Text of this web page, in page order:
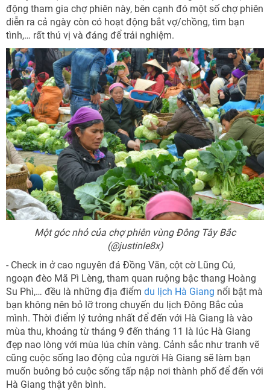
động tham gia chợ phiên này, bên cạnh đó một số chợ phiên
diễn ra cả ngày còn có hoạt động bắt vợ/chồng, tìm bạn
tình,… rất thú vị và đáng để trải nghiệm.
Một góc nhỏ của chợ phiên vùng Đông Tây Bắc
(@justinle8x)
- Check in ở cao nguyên đá Đồng Văn, cột cờ Lũng Cú,
ngoạn đèo Mã Pì Lèng, tham quan ruộng bậc thang Hoàng
Su Phì,… đều là những địa điểm du lịch Hà Giang nổi bật mà
bạn không nên bỏ lỡ trong chuyến du lịch Đông Bắc của
mình. Thời điểm lý tưởng nhất để đến với Hà Giang là vào
mùa thu, khoảng từ tháng 9 đến tháng 11 là lúc Hà Giang
đẹp nao lòng với mùa lúa chín vàng. Cảnh sắc như tranh vẽ
cũng cuộc sống lao động của người Hà Giang sẽ làm bạn
muốn buông bỏ cuộc sống tấp nập nơi thành phố để đến với
Hà Giang thật yên bình.